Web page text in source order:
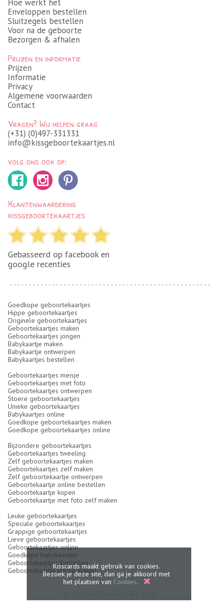
Hoe werkt het
Enveloppen bestellen
Sluitzegels bestellen
Voor na de geboorte
Bezorgen & afhalen
Prijzen en informatie
Prijzen
Informatie
Privacy
Algemene voorwaarden
Contact
Vragen? Wij helpen graag
(+31) (0)497-331331
info@kissgeboortekaartjes.nl
volg ons ook op:
Klantenwaardering
kissgeboortekaartjes
Gebasseerd op facebook en
google recenties
Goedkope geboortekaartjes
Hippe geboortekaartjes
Originele geboortekaartjes
Geboortekaartjes maken
Geboortekaartjes jongen
Babykaartje maken
Babykaartje ontwerpen
Babykaartjes bestellen
Geboortekaartjes meisje
Geboortekaartjes met foto
Geboortekaartjes ontwerpen
Stoere geboortekaartjes
Unieke geboortekaartjes
Babykaartjes online
Goedkope geboortekaartjes maken
Goedkope geboortekaartjes online
Bijzondere geboortekaartjes
Geboortekaartjes tweeling
Zelf geboortekaartjes maken
Geboortekaartjes zelf maken
Zelf geboortekaartje ontwerpen
Geboortekaartje online bestellen
Geboortekaartje kopen
Geboortekaartje met foto zelf maken
Leuke geboortekaartjes
Speciale geboortekaartjes
Grappige geboortekaartjes
Lieve geboortekaartjes
Geboortekaartjes online
Goedkope babykaartjes
Geboortekaartjes bestellen
Geboortekaartje online makenKisscards maakt gebruik van cookies.
Bezoek je deze site, dan ga je akkoord met
het plaatsen van Cookies.